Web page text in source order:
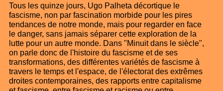
Tous les quinze jours, Ugo Palheta décortique le
fascisme, non par fascination morbide pour les pires
tendances de notre monde, mais pour regarder en face
le danger, sans jamais séparer cette exploration de la
lutte pour un autre monde. Dans "Minuit dans le siècle",
on parle donc de l'histoire du fascisme et de ses
transformations, des différentes variétés de fascisme à
travers le temps et l'espace, de l'électorat des extrêmes
droites contemporaines, des rapports entre capitalisme